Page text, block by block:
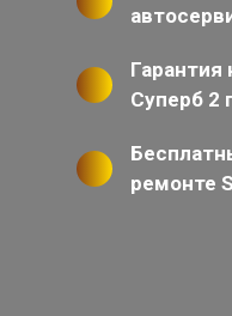
Суперб 2
ремонте